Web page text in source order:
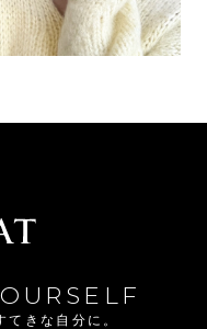
きな自分に。